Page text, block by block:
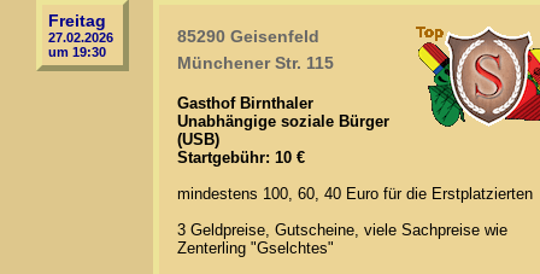
Freitag
27.02.2026
um 19:30
85290 Geisenfeld
Münchener Str. 115
Gasthof Birnthaler
Unabhängige soziale Bürger
(USB)
Startgebühr: 10 €
mindestens 100, 60, 40 Euro für die Erstplatzierten
3 Geldpreise, Gutscheine, viele Sachpreise wie
Zenterling "Gselchtes"